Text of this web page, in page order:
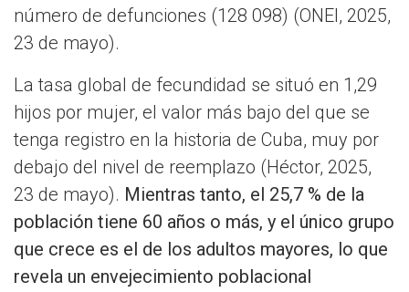
número de defunciones (128 098) (ONEI, 2025,
23 de mayo).
La tasa global de fecundidad se situó en 1,29
hijos por mujer, el valor más bajo del que se
tenga registro en la historia de Cuba, muy por
debajo del nivel de reemplazo (Héctor, 2025,
23 de mayo). Mientras tanto, el 25,7 % de la
población tiene 60 años o más, y el único grupo
que crece es el de los adultos mayores, lo que
revela un envejecimiento poblacional